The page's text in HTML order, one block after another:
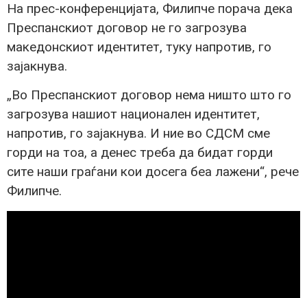
На прес-конференцијата, Филипче порача дека
Преспанскиот договор не го загрозува
македонскиот идентитет, туку напротив, го
зајакнува.
„Во Преспанскиот договор нема ништо што го
загрозува нашиот национален идентитет,
напротив, го зајакнува. И ние во СДСМ сме
горди на тоа, а денес треба да бидат горди
сите наши граѓани кои досега беа лажени“, рече
Филипче.